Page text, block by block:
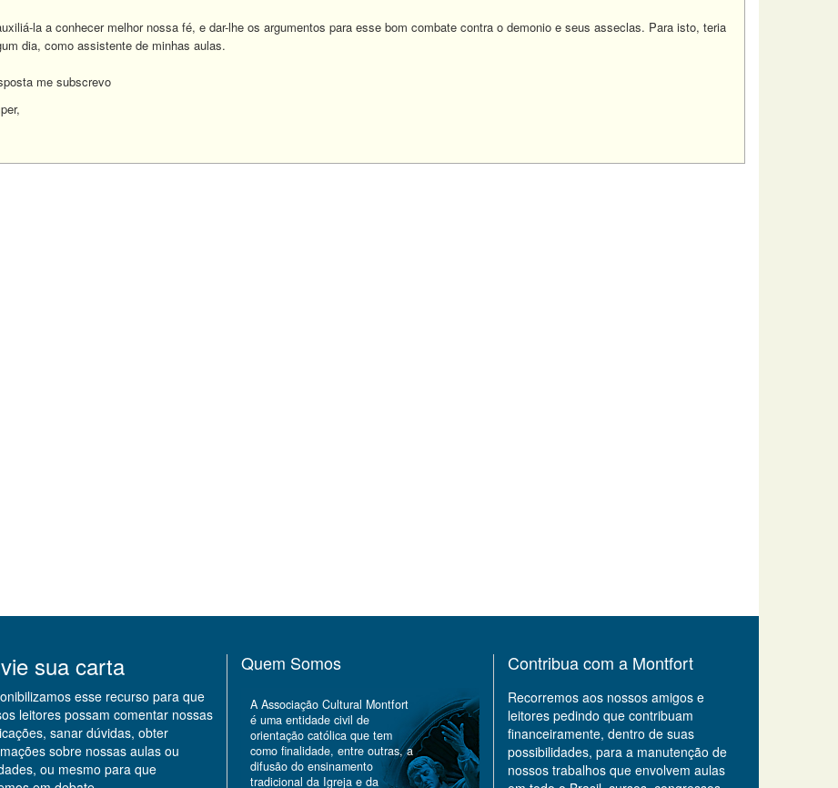
la a conhecer melhor nossa fé, e dar-lhe os argumentos para esse bom combate contra o demonio e seus asseclas. Para isto, teria
dia, como assistente de minhas aulas.
me subscrevo
sua carta
esse recurso para que
leitores possam comentar nossas
sanar dúvidas, obter
sobre nossas aulas ou
ou mesmo para que
Quem Somos
A Associação Cultural Montfort
é uma entidade civil de
orientação católica que tem
como finalidade, entre outras, a
difusão do ensinamento
tradicional da Igreja e da
Contribua com a Montfort
Recorremos aos nossos amigos e
leitores pedindo que contribuam
financeiramente, dentro de suas
possibilidades, para a manutenção de
nossos trabalhos que envolvem aulas